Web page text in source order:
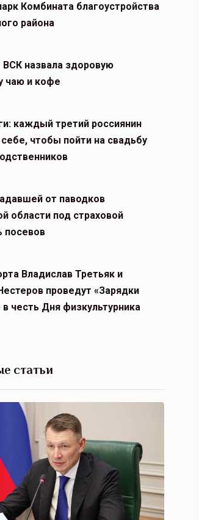
Комбината благоустройства
района
ВСК назвала здоровую
чаю и кофе
каждый третий россиянин
чтобы пойти на свадьбу
от паводков
области под страховой
посевов
Владислав Третьяк и
проведут «Зарядки
честь Дня физкультурника
статьи